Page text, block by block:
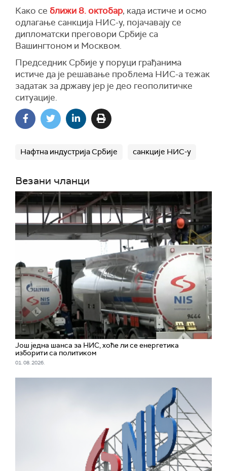
Како се ближи 8. октобар, када истиче и осмо
одлагање санкција НИС-у, појачавају се
дипломатски преговори Србије са
Вашингтоном и Москвом.
Председник Србије у поруци грађанима
истиче да је решавање проблема НИС-а тежак
задатак за државу јер је део геополитичке
ситуације.
Нафтна индустрија Србије санкције НИС-у
Везани чланци
Још једна шанса за НИС, хоће ли се енергетика
изборити са политиком
01. 08. 2026.